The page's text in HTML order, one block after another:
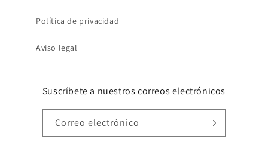
Política de privacidad
Aviso legal
Suscríbete a nuestros correos electrónicos
Correo electrónico